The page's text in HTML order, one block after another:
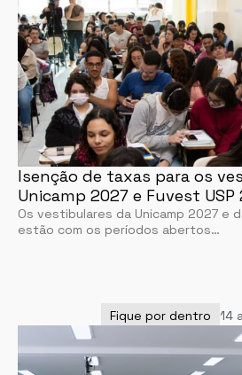
Isenção de taxas para os
Unicamp 2027 e Fuvest USP
Os vestibulares da Unicamp 2027 e
estão com os períodos abertos…
Fique por dentro 14